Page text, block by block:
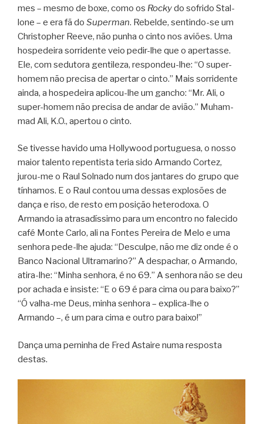
mes – mesmo de boxe, como os Rockydo sofrido Stal­
lone – e era fã do Super­man. Rebelde, sentindo-se um
Chris­topher Reeve, não punha o cinto nos aviões. Uma
hos­pe­deira sor­ri­dente veio pedir-lhe que o aper­tasse.
Ele, com sedu­tora gen­ti­leza, respondeu-lhe: “O super-
homem não pre­cisa de aper­tar o cinto.” Mais sor­ri­dente
ainda, a hos­pe­deira aplicou-lhe um gan­cho: “Mr. Ali, o
super-homem não pre­cisa de andar de avião.” Muham­
mad Ali, K.O., aper­tou o cinto.
Se tivesse havido uma Hollywood por­tu­guesa, o nosso
maior talento repen­tista teria sido Armando Cor­tez,
jurou-me o Raul Sol­nado num dos jan­ta­res do grupo que
tínha­mos. E o Raul con­tou uma des­sas explo­sões de
dança e riso, de resto em posi­ção hete­ro­doxa. O
Armando ia atra­sa­dís­simo para um encon­tro no fale­cido
café Monte Carlo, ali na Fon­tes Pereira de Melo e uma
senhora pede-lhe ajuda: “Des­culpe, não me diz onde é o
Banco Naci­o­nal Ultra­ma­rino?” A des­pa­char, o Armando,
atira-lhe: “Minha senhora, é no 69.” A senhora não se deu
por achada e insiste: “E o 69 é para cima ou para baixo?”
“Ó valha-me Deus, minha senhora – explica-lhe o
Armando –, é um para cima e outro para baixo!”
Dança uma per­ni­nha de Fred Astaire numa res­posta
destas.